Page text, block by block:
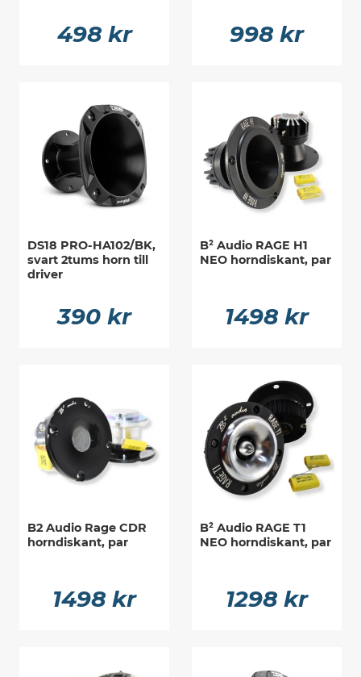
498 kr 998 kr
DS18 PRO-HA102/BK,
svart 2tums horn till
driver
390 kr
B² Audio RAGE H1
NEO horndiskant, par
1498 kr
B2 Audio Rage CDR
horndiskant, par
1498 kr
B² Audio RAGE T1
NEO horndiskant, par
1298 kr